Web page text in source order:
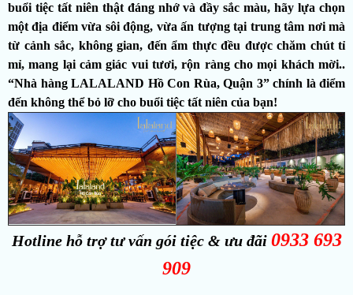
buổi tiệc tất niên thật đáng nhớ và đầy sắc màu, hãy lựa chọn
một địa điểm vừa sôi động, vừa ấn tượng tại trung tâm nơi mà
từ cảnh sắc, không gian, đến ẩm thực đều được chăm chút tỉ
mỉ, mang lại cảm giác vui tươi, rộn ràng cho mọi khách mời..
“Nhà hàng LALALAND Hồ Con Rùa, Quận 3” chính là điểm
đến không thể bỏ lỡ cho buổi tiệc tất niên của bạn!
Hotline hỗ trợ tư vấn gói tiệc & ưu đãi 0933 693
909